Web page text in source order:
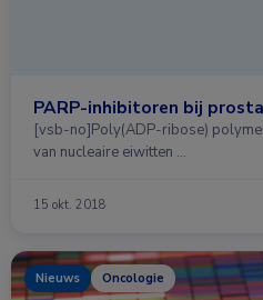
PARP-inhibitoren bij
[vsb-no]Poly(ADP-ribose)
van nucleaire eiwitten …
15 okt. 2018
Nieuws Oncologie